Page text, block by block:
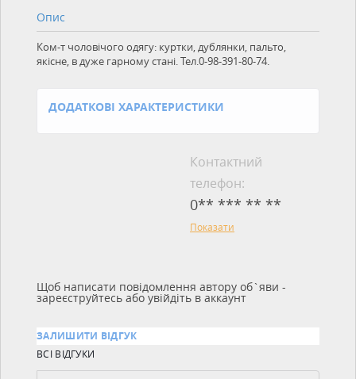
Опис
Ком-т чоловічого одягу: куртки, дублянки, пальто,
якісне, в дуже гарному стані. Тел.0-98-391-80-74.
ДОДАТКОВІ ХАРАКТЕРИСТИКИ
Контактний
телефон:
0** *** ** **
Показати
Щоб написати повідомлення автору об`яви -
зареєструйтесь або увійдіть в аккаунт
ЗАЛИШИТИ ВІДГУК
ВСІ ВІДГУКИ